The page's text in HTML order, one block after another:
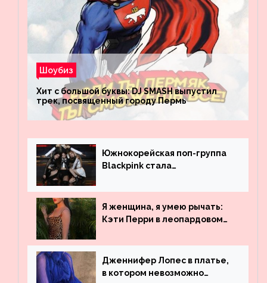
Шоубиз
Хит с большой буквы: DJ SMASH выпустил
трек, посвященный городу Пермь
Южнокорейская поп-группа
Blackpink стала
просмотрам на YouTube. Они
обогнали даже Джастина
Бибера
Я женщина, я умею рычать:
Кэти Перри в леопардовом
Дженнифер Лопес в платье,
в котором невозможно